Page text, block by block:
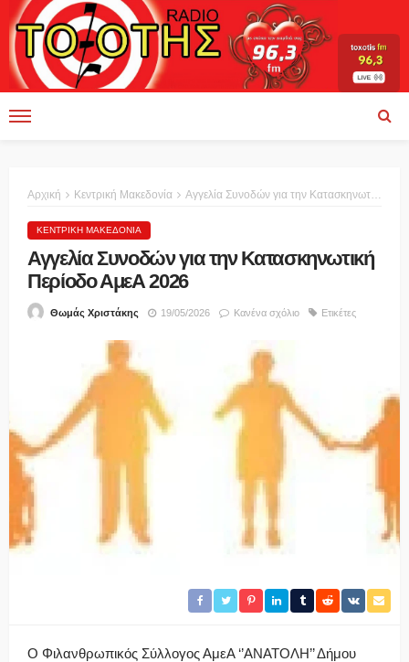
Αρχική Κεντρική Μακεδονία Αγγελία Συνοδών για την Κατασκηνωτική Περίοδο ΑμεΑ 2026
ΚΕΝΤΡΙΚΉ ΜΑΚΕΔΟΝΊΑ
Αγγελία Συνοδών για την Κατασκηνωτική
Περίοδο ΑμεΑ 2026
Θωμάς Χριστάκης 19/05/2026 Κανένα σχόλιο Ετικέτες
Ο Φιλανθρωπικός Σύλλογος ΑμεΑ ‘’ΑΝΑΤΟΛΗ’’ Δήμου